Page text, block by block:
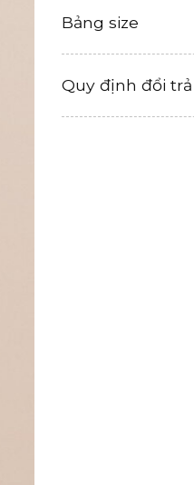
Bảng size
Quy định đổi trả